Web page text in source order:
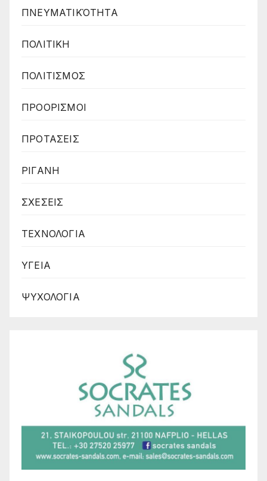
ΠΝΕΥΜΑΤΙΚΌΤΗΤΑ
ΠΟΛΙΤΙΚΗ
ΠΟΛΙΤΙΣΜΟΣ
ΠΡΟΟΡΙΣΜΟΙ
ΠΡΟΤΑΣΕΙΣ
ΡΙΓΑΝΗ
ΣΧΕΣΕΙΣ
ΤΕΧΝΟΛΟΓΙΑ
ΥΓΕΙΑ
ΨΥΧΟΛΟΓΙΑ